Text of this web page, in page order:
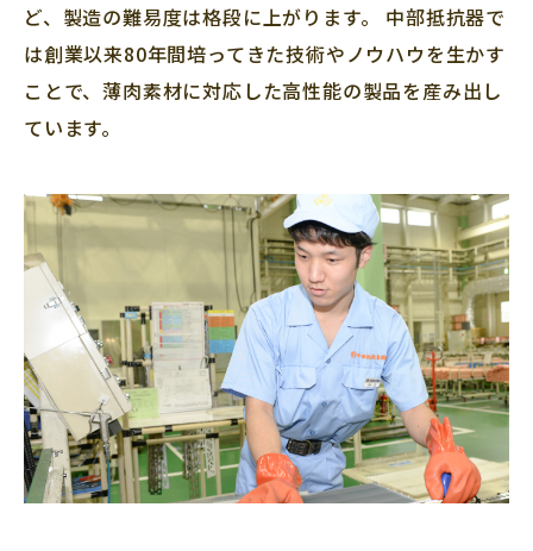
ど、製造の難易度は格段に上がります。 中部抵抗器で
は創業以来80年間培ってきた技術やノウハウを生かす
ことで、薄肉素材に対応した高性能の製品を産み出し
ています。